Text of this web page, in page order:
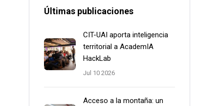
Últimas publicaciones
CIT-UAI aporta inteligencia
territorial a AcademIA
HackLab
Jul 10 2026
Acceso a la montaña: un